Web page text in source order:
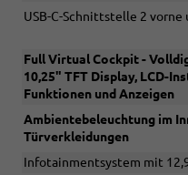
USB-C-Schnittstelle 2
Full Virtual Cockpit -
10,25" TFT Display, LCD-
Funktionen und Anzeigen
Ambientebeleuchtung im
Türverkleidungen
Infotainmentsystem mit